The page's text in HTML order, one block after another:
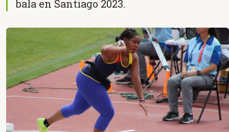
bala en Santiago 2023.